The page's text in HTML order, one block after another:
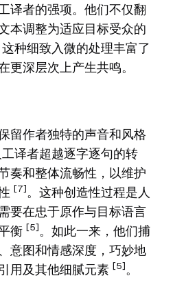
译者的强项。他们不仅翻
本调整为适应目标受众的
这种细致入微的处理丰富了
更深层次上产生共鸣。
留作者独特的声音和风格
工译者超越逐字逐句的转
奏和整体流畅性，以维护
[7] 。这种创造性过程是人
要在忠于原作与目标语言
衡 [5] 。如此一来，他们捕
意图和情感深度，巧妙地
用及其他细腻元素 [5] 。